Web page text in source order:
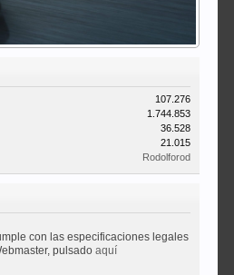
107.276
1.744.853
36.528
21.015
Rodolforod
con las especificaciones legales
pulsadoaquí